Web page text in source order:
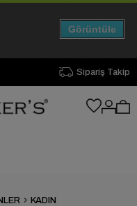
Sipariş Takip
KADIN
Görüntüle